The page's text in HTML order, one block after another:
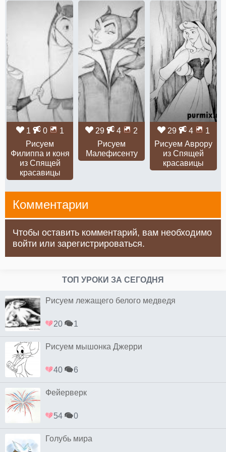
1 0
1
Рисуем
Филиппа и коня
из Спящей
красавицы
29 4
2
Рисуем
Малефисенту
29 4
1
Рисуем Аврору
из Спящей
красавицы
Комментарии
Чтобы оставить комментарий, вам необходимо
войти или зарегистрироваться.
ТОП УРОКИ ЗА СЕГОДНЯ
Рисуем лежащего белого медведя
20 1
Рисуем мышонка Джерри
40 6
Фейерверк
54 0
Голубь мира